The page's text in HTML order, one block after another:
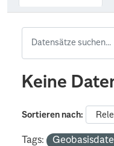
Keine
Sortieren nach
Tags: